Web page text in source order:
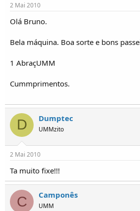
2 Mai 2010
Olá Bruno.
Bela máquina. Boa sorte e bons
1 AbraçUMM
Cummprimentos.
D Dumptec
UMMzito
2 Mai 2010
Ta muito fixe!!!
C Camponês
UMM